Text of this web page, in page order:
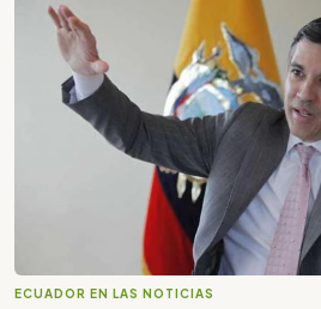
ECUADOR EN LAS NOTICIAS